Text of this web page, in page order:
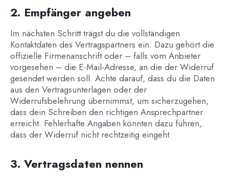
2. Empfänger angeben
Im nächsten Schritt trägst du die vollständigen
Kontaktdaten des Vertragspartners ein. Dazu gehört die
offizielle Firmenanschrift oder – falls vom Anbieter
vorgesehen – die E-Mail-Adresse, an die der Widerruf
gesendet werden soll. Achte darauf, dass du die Daten
aus den Vertragsunterlagen oder der
Widerrufsbelehrung übernimmst, um sicherzugehen,
dass dein Schreiben den richtigen Ansprechpartner
erreicht. Fehlerhafte Angaben könnten dazu führen,
dass der Widerruf nicht rechtzeitig eingeht.
3. Vertragsdaten nennen